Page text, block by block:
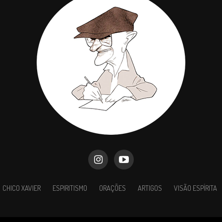
CHICO XAVIER ESPIRITISMO ORAÇÕES ARTIGOS VISÃO ESPÍRITA